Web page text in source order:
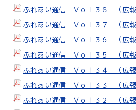
ふれあい通信 Ｖｏｌ３８ （広
ふれあい通信 Ｖｏｌ３７ （広
ふれあい通信 Ｖｏｌ３６ （広
ふれあい通信 Ｖｏｌ３５ （広
ふれあい通信 Ｖｏｌ３４ （広
ふれあい通信 Ｖｏｌ３３ （広
ふれあい通信 Ｖｏｌ３２ （広